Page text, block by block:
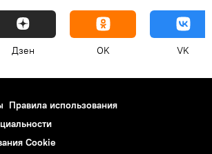
Дзен OK VK
Правила использования
Cookie